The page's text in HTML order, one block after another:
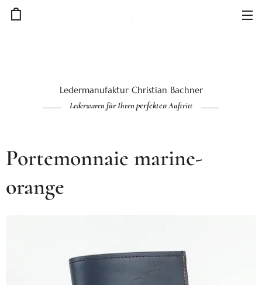
Ledermanufaktur Christian Bachner
Lederwaren für Ihren perfektenAuftritt
Portemonnaie marine-
orange